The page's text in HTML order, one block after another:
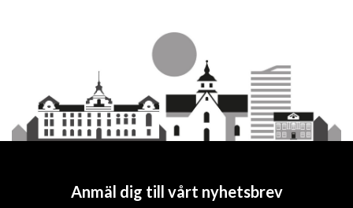
Anmäl dig till vårt nyhetsbrev